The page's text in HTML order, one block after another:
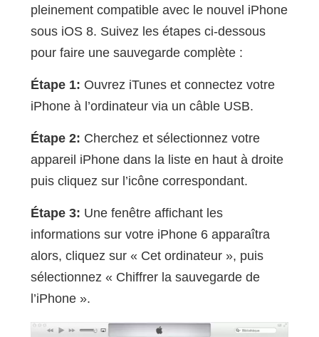
pleinement compatible avec le nouvel iPhone
sous iOS 8. Suivez les étapes ci-dessous
pour faire une sauvegarde complète :
Étape 1: Ouvrez iTunes et connectez votre
iPhone à l’ordinateur via un câble USB.
Étape 2: Cherchez et sélectionnez votre
appareil iPhone dans la liste en haut à droite
puis cliquez sur l’icône correspondant.
Étape 3: Une fenêtre affichant les
informations sur votre iPhone 6 apparaîtra
alors, cliquez sur « Cet ordinateur », puis
sélectionnez « Chiffrer la sauvegarde de
l’iPhone ».